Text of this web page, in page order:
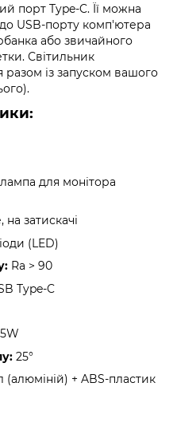
порт Type-C. Її можна
USB-порту комп'ютера
або звичайного
Світильник
із запуском вашого
для монітора
на затискачі
(LED)
Ra > 90
Type-C
5W
25°
(алюміній) + ABS-пластик